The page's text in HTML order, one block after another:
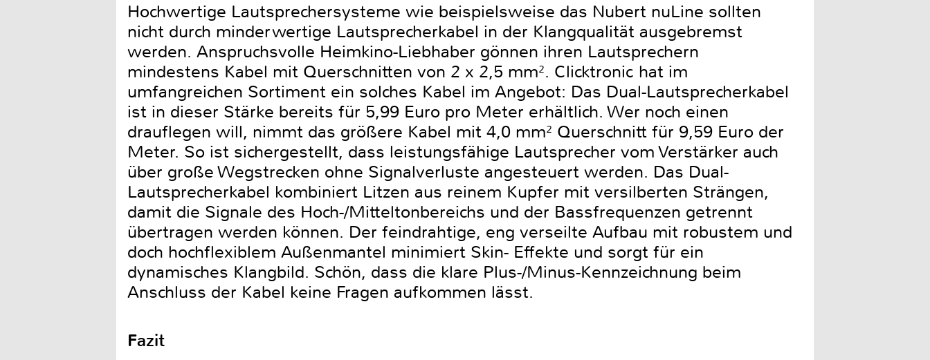
Hochwertige Lautsprechersysteme wie beispielsweise das Nubert nuLine sollten
nicht durch minderwertige Lautsprecherkabel in der Klangqualität ausgebremst
werden. Anspruchsvolle Heimkino-Liebhaber gönnen ihren Lautsprechern
mindestens Kabel mit Querschnitten von 2 x 2,5 mm². Clicktronic hat im
umfangreichen Sortiment ein solches Kabel im Angebot: Das Dual-Lautsprecherkabel
ist in dieser Stärke bereits für 5,99 Euro pro Meter erhältlich. Wer noch einen
drauflegen will, nimmt das größere Kabel mit 4,0 mm² Querschnitt für 9,59 Euro der
Meter. So ist sichergestellt, dass leistungsfähige Lautsprecher vom Verstärker auch
über große Wegstrecken ohne Signalverluste angesteuert werden. Das Dual-
Lautsprecherkabel kombiniert Litzen aus reinem Kupfer mit versilberten Strängen,
damit die Signale des Hoch-/Mitteltonbereichs und der Bassfrequenzen getrennt
übertragen werden können. Der feindrahtige, eng verseilte Aufbau mit robustem und
doch hochflexiblem Außenmantel minimiert Skin- Effekte und sorgt für ein
dynamisches Klangbild. Schön, dass die klare Plus-/Minus-Kennzeichnung beim
Anschluss der Kabel keine Fragen aufkommen lässt.
Fazit